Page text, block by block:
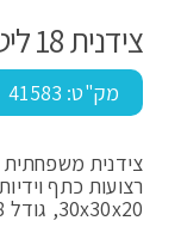
צידנית 18 ליטר
מק"ט: 41583
צידנית משפחתית
רצועות כתף וידיות
30x30x20, גודל 18 ליטר.